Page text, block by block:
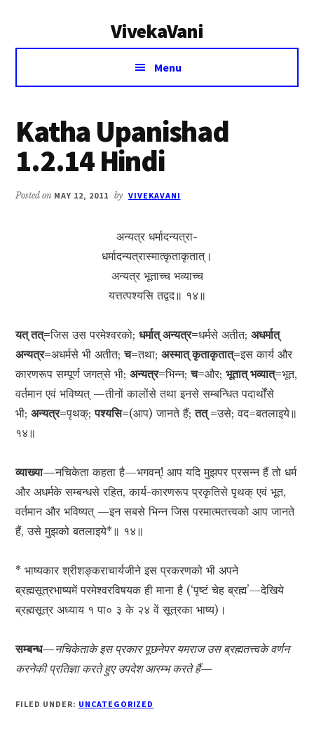
VivekaVani
Voice
Vivekananda
Menu
Katha Upanishad
1.2.14 Hindi
Posted on MAY 12, 2011 by VIVEKAVANI
अन्यत्र धर्मादन्यत्रा-
धर्मादन्यत्रास्मात्कृताकृतात्।
अन्यत्र भूताच्च भव्याच्च
यत्तत्पश्यसि तद्वद॥ १४॥
यत् तत्=जिस उस परमेश्वरको;धर्मात् अन्यत्र=धर्मसे अतीत;अधर्मात्
अन्यत्र=अधर्मसे भी अतीत;च=तथा;अस्मात् कृताकृतात्=इस कार्य और
कारणरूप सम्पूर्ण जगत‍्से भी;अन्यत्र=भिन्न;च=और;भूतात् भव्यात्=भूत,
वर्तमान एवं भविष्यत् —तीनों कालोंसे तथा इनसे सम्बन्धित पदार्थोंसे
भी;अन्यत्र=पृथक्;पश्यसि=(आप) जानते हैं;तत् =उसे; वद=बतलाइये॥
१४॥
व्याख्या—नचिकेता कहता है—भगवन्! आप यदि मुझपर प्रसन्न हैं तो धर्म
और अधर्मके सम्बन्धसे रहित, कार्य-कारणरूप प्रकृतिसे पृथक् एवं भूत,
वर्तमान और भविष्यत् —इन सबसे भिन्न जिस परमात्मतत्त्वको आप जानते
हैं, उसे मुझको बतलाइये*॥ १४॥
* भाष्यकार श्रीशङ्कराचार्यजीने इस प्रकरणको भी अपने
ब्रह्मसूत्रभाष्यमें परमेश्वरविषयक ही माना है (‘पृष्टं चेह ब्रह्म’—देखिये
ब्रह्मसूत्र अध्याय १ पा० ३ के २४ वें सूत्रका भाष्य)।
सम्बन्ध—नचिकेताके इस प्रकार पूछनेपर यमराज उस ब्रह्मतत्त्वके वर्णन
करनेकी प्रतिज्ञा करते हुए उपदेश आरम्भ करते हैं—
FILED UNDER: UNCATEGORIZED